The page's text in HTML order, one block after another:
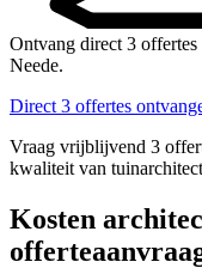
Ontvang direct 3
Neede.
Direct 3 offertes
Vraag vrijblijvend 3
kwaliteit van
Kosten